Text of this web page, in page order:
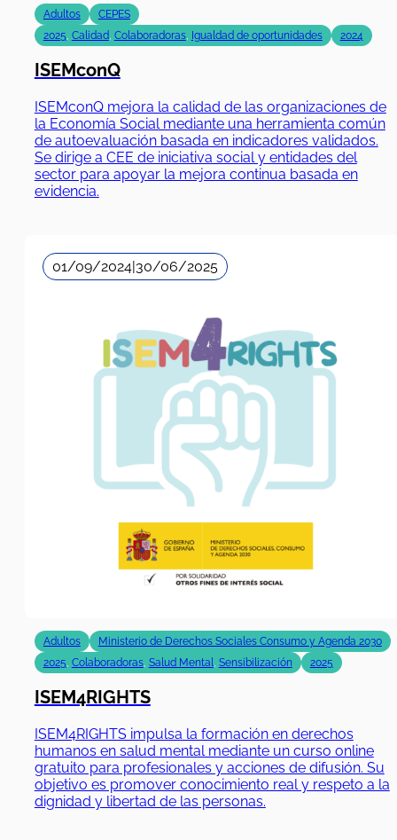
Adultos
CEPES
2025, Calidad, Colaboradoras, Igualdad de oportunidades 2024
ISEMconQ
ISEMconQ mejora la calidad de las organizaciones de
la Economía Social mediante una herramienta común
de autoevaluación basada en indicadores validados.
Se dirige a CEE de iniciativa social y entidades del
sector para apoyar la mejora continua basada en
evidencia.
01/09/2024 30/06/2025
Adultos
Ministerio de Derechos Sociales Consumo y Agenda 2030
2025, Colaboradoras, Salud Mental, Sensibilización 2025
ISEM4RIGHTS
ISEM4RIGHTS impulsa la formación en derechos
humanos en salud mental mediante un curso online
gratuito para profesionales y acciones de difusión. Su
objetivo es promover conocimiento real y respeto a la
dignidad y libertad de las personas.